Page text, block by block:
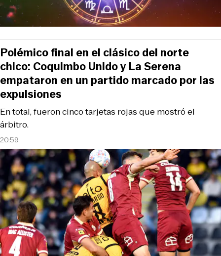
20:59
En total, fueron cinco tarjetas rojas que mostró el
árbitro.
Polémico final en el clásico del norte
chico: Coquimbo Unido y La Serena
empataron en un partido marcado por las
expulsiones